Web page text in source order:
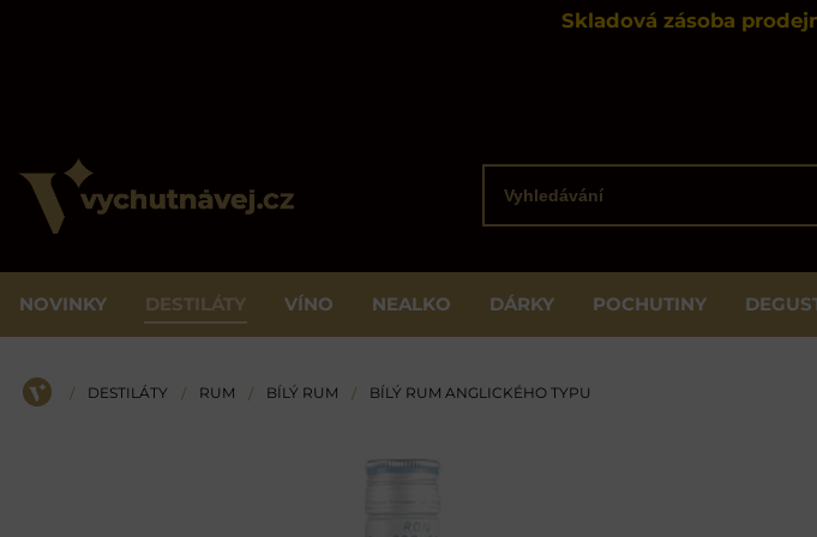
Skladová zásoba
NOVINKY DESTILÁTY VÍNO NEALKO DÁRKY POCHUTINY
ÚVOD
/ DESTILÁTY / RUM / BÍLÝ RUM / BÍLÝ RUM ANGLICKÉHO TYPU